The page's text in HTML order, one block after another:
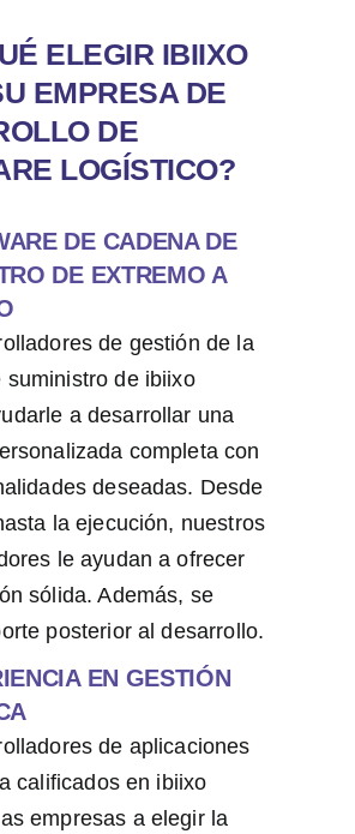
ELEGIR IBIIXO
EMPRESA DE
DE
LOGÍSTICO?
DE CADENA DE
DE EXTREMO A
de gestión de la
suministro de ibiixo
a desarrollar una
completa con
deseadas. Desde
la ejecución, nuestros
le ayudan a ofrecer
sólida. Además, se
posterior al desarrollo.
EN GESTIÓN
de aplicaciones
calificados en ibiixo
empresas a elegir la